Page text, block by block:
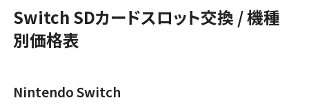
スマホスピタル藤沢
店舗ページへ
Switch SDカードスロット交換 / 機種
別価格表
Nintendo Switch